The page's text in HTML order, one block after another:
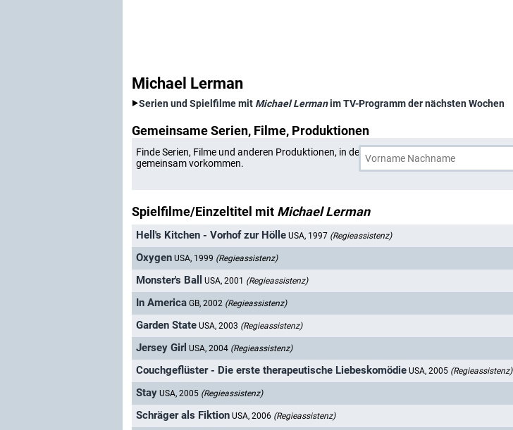
Michael Lerman
Serien und Spielfilme mit Michael Lermanim TV-Programm der nächsten Wochen
Gemeinsame Serien, Filme, Produktionen
Finde Serien, Filme und anderen Produktionen, in denen Michael Lerman
gemeinsam vorkommen.
Spielfilme/Einzeltitel mit Michael Lerman
Hell's Kitchen - Vorhof zur Hölle USA, 1997 (Regieassistenz)
Oxygen USA, 1999 (Regieassistenz)
Monster's Ball USA, 2001 (Regieassistenz)
In America GB, 2002 (Regieassistenz)
Garden State USA, 2003 (Regieassistenz)
Jersey Girl USA, 2004 (Regieassistenz)
Couchgeflüster - Die erste therapeutische Liebeskomödie USA, 2005 (Regieassistenz)
Stay USA, 2005 (Regieassistenz)
Schräger als Fiktion USA, 2006 (Regieassistenz)